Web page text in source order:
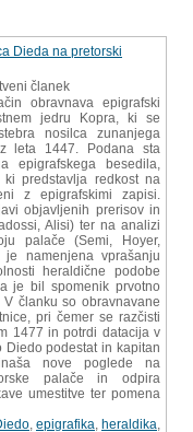
Dieda na pretorski
članek
obravnava epigrafski
jedru Kopra, ki se
nosilca zunanjega
leta 1447. Podana sta
epigrafskega besedila,
predstavlja redkost na
z epigrafskimi zapisi.
objavljenih prerisov in
Alisi) ter na analizi
palače (Semi, Hoyer,
je namenjena vprašanju
heraldične podobe
je bil spomenik prvotno
članku so obravnavane
pri čemer se razčisti
1477 in potrdi datacija v
podestat in kapitan
nove poglede na
palače in odpira
umestitve ter pomena
epigrafika heraldika